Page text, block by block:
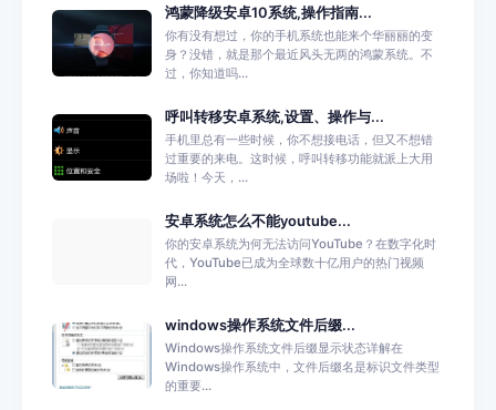
鸿蒙降级安卓10系统,操作指南...
你有没有想过，你的手机系统也能来个华丽丽的变
身？没错，就是那个最近风头无两的鸿蒙系统。不
过，你知道吗...
呼叫转移安卓系统,设置、操作与...
手机里总有一些时候，你不想接电话，但又不想错
过重要的来电。这时候，呼叫转移功能就派上大用
场啦！今天，...
安卓系统怎么不能youtube...
你的安卓系统为何无法访问YouTube？在数字化时
代，YouTube已成为全球数十亿用户的热门视频
网...
windows操作系统文件后缀...
Windows操作系统文件后缀显示状态详解在
Windows操作系统中，文件后缀名是标识文件类型
的重要...